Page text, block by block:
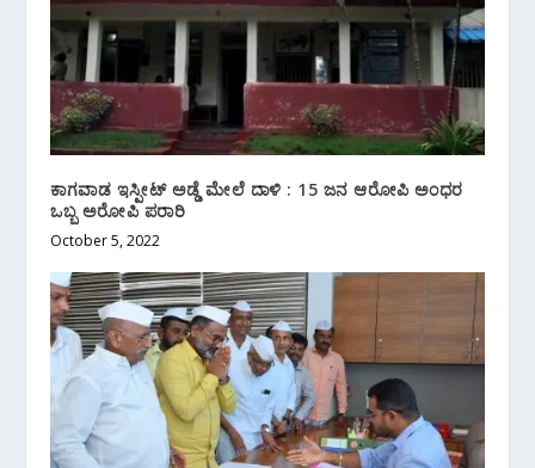
ಕಾಗವಾಡ ಇಸ್ಪೀಟ್ ಅಡ್ಡೆ ಮೇಲೆ ದಾಳಿ : 15 ಜನ ಆರೋಪಿ ಅಂಧರ
ಒಬ್ಬ ಅರೋಪಿ ಪರಾರಿ
October 5, 2022